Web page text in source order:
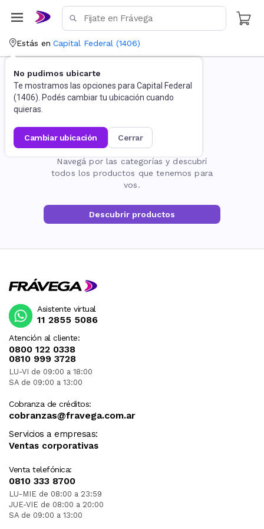
Estás en Capital Federal (1406)
No pudimos ubicarte
Te mostramos las opciones para Capital Federal
(1406). Podés cambiar tu ubicación cuando
quieras.
cambiar ubicación cerrar
La página no existe
Navegá por las categorías y descubrí
todos los productos que tenemos para
vos.
Descubrir productos
Atención al cliente:
0800 122 0338
0810 999 3728
LU-VI de 09:00 a 18:00
SA de 09:00 a 13:00
Cobranza de créditos:
cobranzas@fravega.com.ar
Servicios a empresas:
Ventas corporativas
Venta telefónica:
0810 333 8700
LU-MIE de 08:00 a 23:59
JUE-VIE de 08:00 a 20:00
SA de 09:00 a 13:00
Asistente virtual
11 2855 5086